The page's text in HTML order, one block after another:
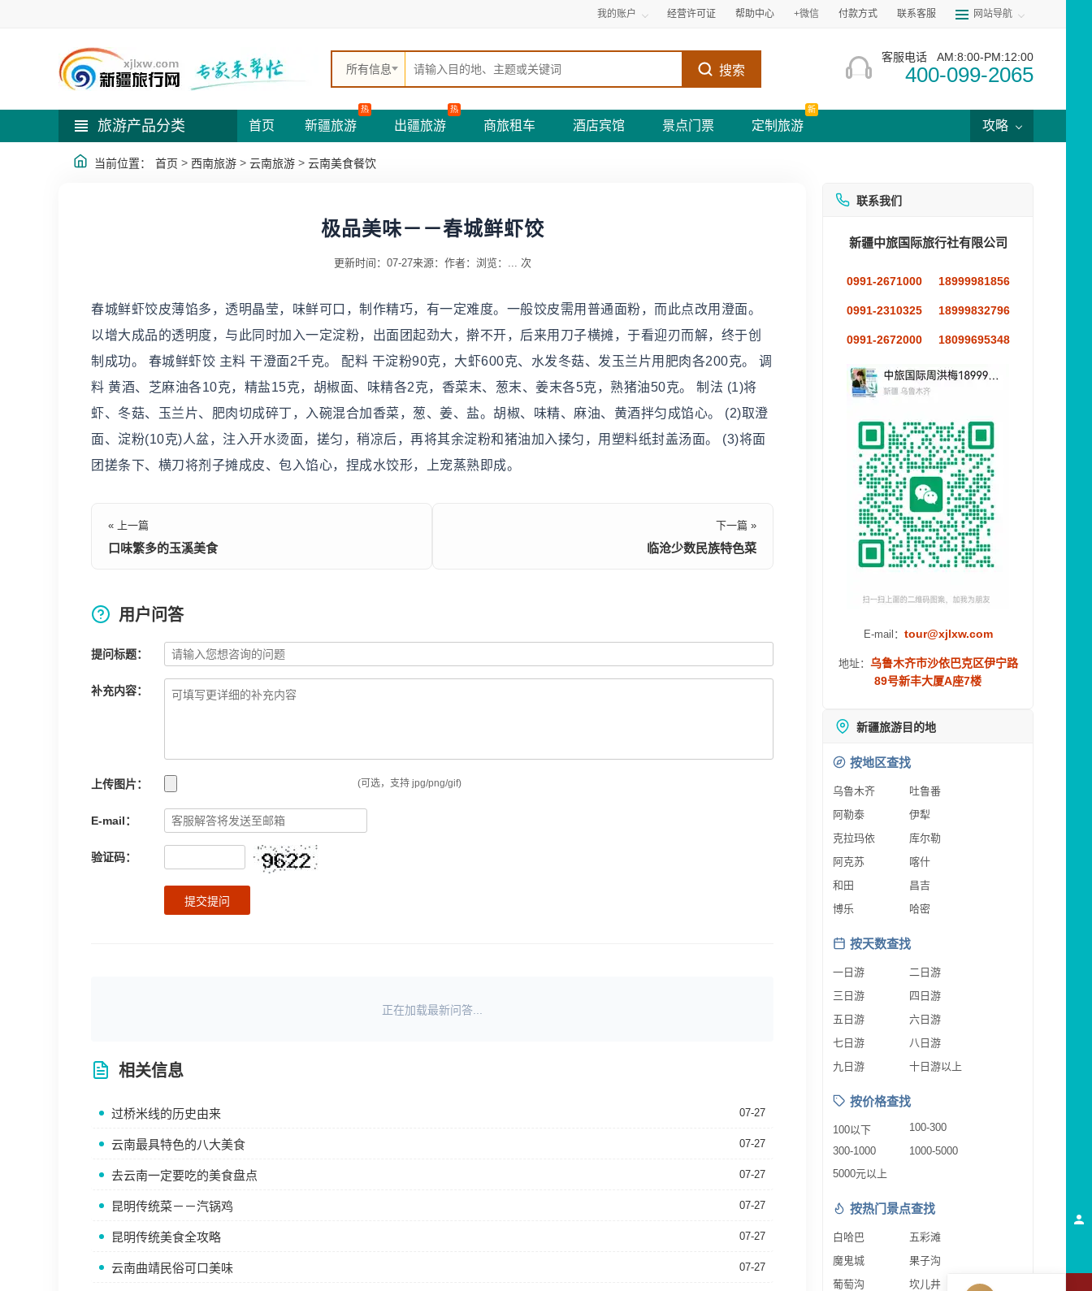
我的账户 经营许可证 帮助中心 +微信 付款方式 联系客服 网站导航
所有信息 搜索
客服电话 AM:8:00-PM:12:00
400-099-2065
旅游产品分类 首页 新疆旅游
热
出疆旅游
热
商旅租车 酒店宾馆 景点门票 定制旅游
新
攻略
当前位置： 首页 > 西南旅游 > 云南旅游 > 云南美食餐饮
极品美味－－春城鲜虾饺
更新时间：07-27来源： 作者： 浏览： ... 次
春城鲜虾饺皮薄馅多，透明晶莹，味鲜可口，制作精巧，有一定难度。一般饺皮需用普通面粉，而此点改用澄面。
以增大成品的透明度，与此同时加入一定淀粉，出面团起劲大，擀不开，后来用刀子横摊，于看迎刃而解，终于创
制成功。 春城鲜虾饺 主料 干澄面2千克。 配料 干淀粉90克，大虾600克、水发冬菇、发玉兰片用肥肉各200克。 调
料 黄酒、芝麻油各10克，精盐15克，胡椒面、味精各2克，香菜末、葱末、姜末各5克，熟猪油50克。 制法 (1)将
虾、冬菇、玉兰片、肥肉切成碎丁，入碗混合加香菜，葱、姜、盐。胡椒、味精、麻油、黄酒拌匀成馅心。 (2)取澄
面、淀粉(10克)人盆，注入开水烫面，搓匀，稍凉后，再将其余淀粉和猪油加入揉匀，用塑料纸封盖汤面。 (3)将面
团搓条下、横刀将剂子摊成皮、包入馅心，捏成水饺形，上宠蒸熟即成。
« 上一篇
口味繁多的玉溪美食
下一篇 »
临沧少数民族特色菜
用户问答
提问标题：
补充内容：
上传图片： (可选，支持 jpg/png/gif)
E-mail：
验证码：
提交提问
正在加载最新问答...
相关信息
过桥米线的历史由来 07-27
云南最具特色的八大美食 07-27
去云南一定要吃的美食盘点 07-27
昆明传统菜－－汽锅鸡 07-27
昆明传统美食全攻略 07-27
云南曲靖民俗可口美味 07-27
联系我们
新疆中旅国际旅行社有限公司
0991-2671000 18999981856
0991-2310325 18999832796
0991-2672000 18099695348
E-mail： tour@xjlxw.com
地址： 乌鲁木齐市沙依巴克区伊宁路
89号新丰大厦A座7楼
新疆旅游目的地
按地区查找
乌鲁木齐
吐鲁番
阿勒泰
伊犁
克拉玛依
库尔勒
阿克苏
喀什
和田
昌吉
博乐
哈密
按天数查找
一日游
二日游
三日游
四日游
五日游
六日游
七日游
八日游
九日游
十日游以上
按价格查找
100以下
100-300
300-1000
1000-5000
5000元以上
按热门景点查找
白哈巴
五彩滩
魔鬼城
果子沟
葡萄沟
坎儿井